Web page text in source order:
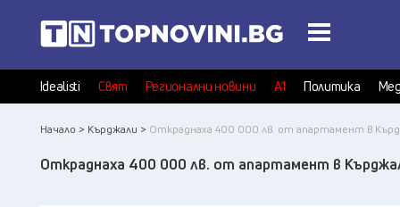
Idealisti Свят Регионални новини А1 Политика
Начало > Кърджали > Откраднаха 400 000 лв. от апартамент в
Откраднаха 400 000 лв. от апартамент в